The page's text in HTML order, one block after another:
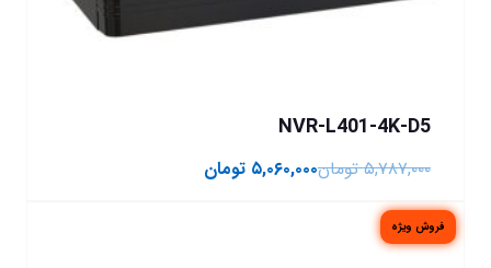
NVR-L401-4K-D5
۵,۷۸۷,۰۰۰ تومان۵,۰۶۰,۰۰۰ تومان
فروش ویژه